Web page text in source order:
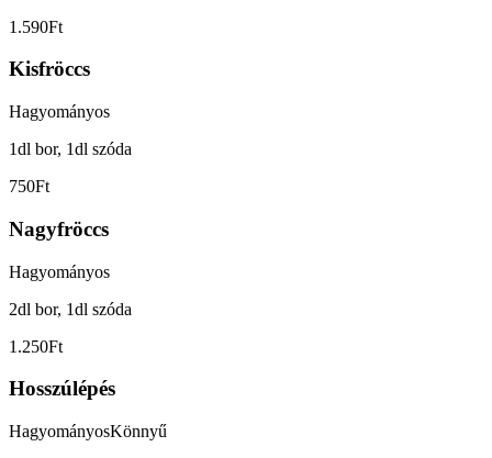
1.590Ft
Kisfröccs
Hagyományos
1dl bor, 1dl szóda
750Ft
Nagyfröccs
Hagyományos
2dl bor, 1dl szóda
1.250Ft
Hosszúlépés
HagyományosKönnyű